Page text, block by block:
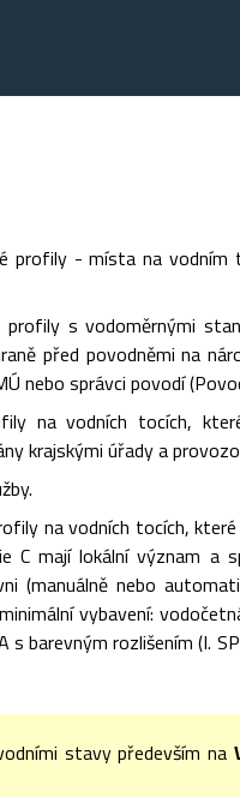
profily - místa na
profily s vodoměrnými
před povodněmi na
nebo správci povodí
na vodních tocích,
krajskými úřady a
na vodních tocích,
C mají lokální význam
(manuálně nebo
vybavení:
barevným rozlišením (I.
stavy především na